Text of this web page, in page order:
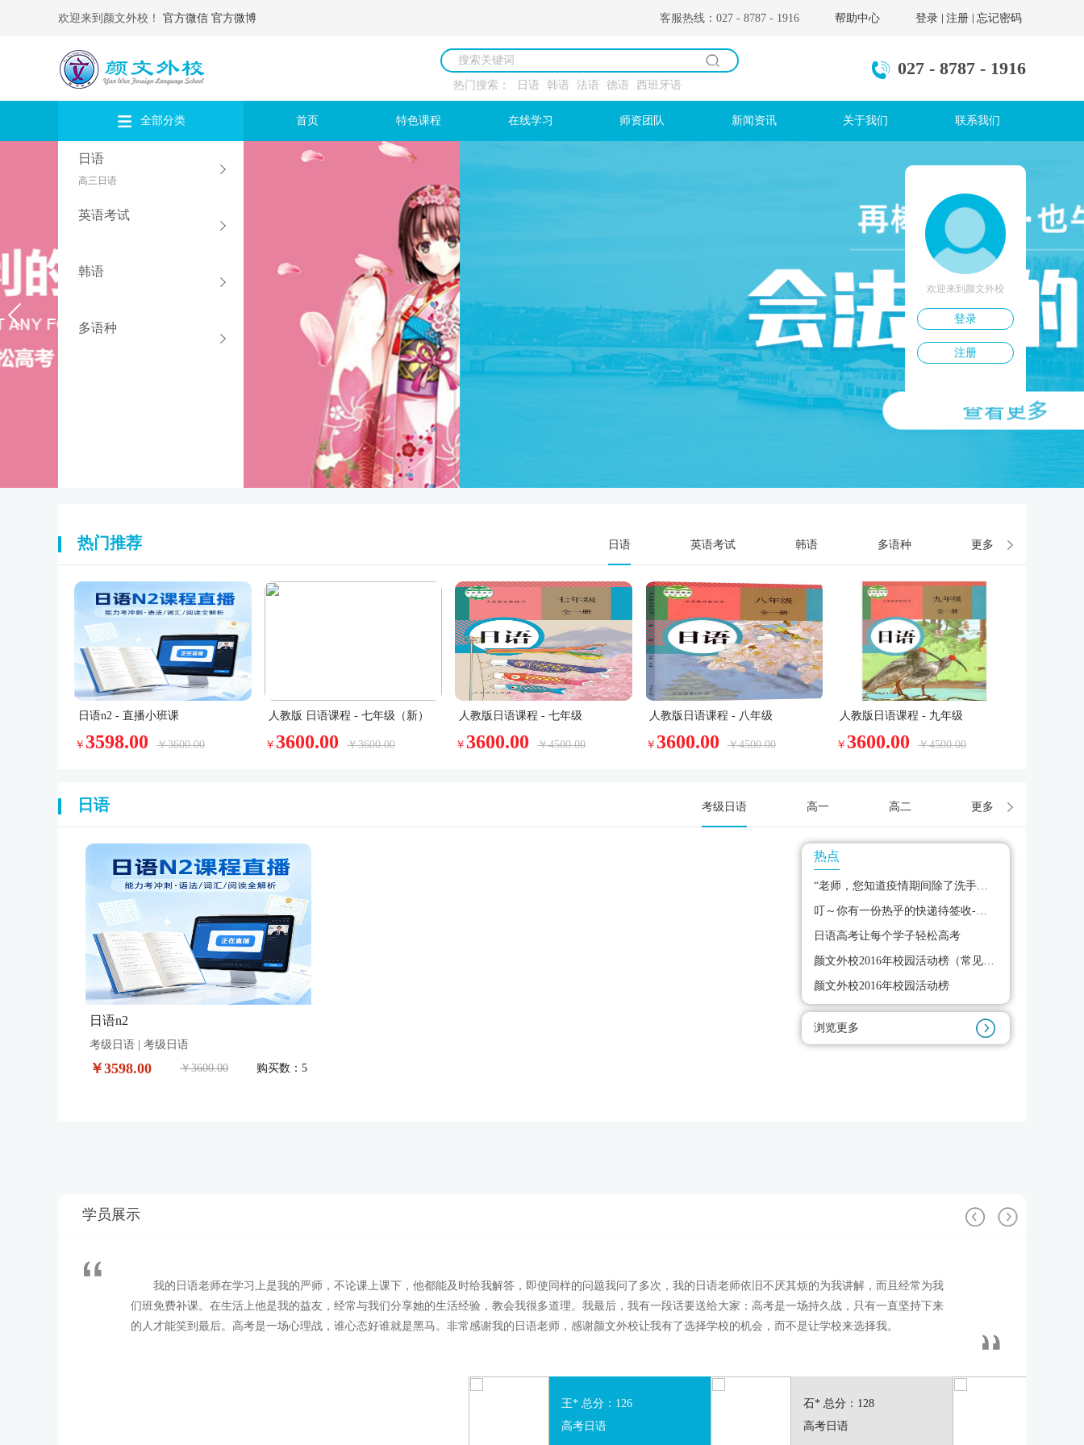
欢迎来到颜文外校！ 官方微信 官方微博 客服热线：027 - 8787 - 1916 帮助中心 登录 注册 忘记密码
热门搜索： 日语 韩语 法语 德语 西班牙语
027 - 8787 - 1916
全部分类
日语
高三日语
英语考试
韩语
多语种
首页 特色课程 在线学习 师资团队 新闻资讯 关于我们 联系我们
欢迎来到颜文外校
登录
注册
热门推荐 日语 英语考试 韩语 多语种 更多
日语n2 - 直播小班课
￥ 3598.00 ￥3600.00
人教版 日语课程 - 七年级（新）
￥ 3600.00 ￥3600.00
人教版日语课程 - 七年级
￥ 3600.00 ￥4500.00
人教版日语课程 - 八年级
￥ 3600.00 ￥4500.00
人教版日语课程 - 九年级
￥ 3600.00 ￥4500.00
为什么选择颜文外校
日语 考级日语 高一 高二 更多
日语n2
考级日语 | 考级日语
￥3598.00 ￥3600.00 购买数：5
热点
“老师，您知道疫情期间除了洗手还要洗什么吗？” | “
叮～你有一份热乎的快递待签收-是老师们亲自送来的
日语高考让每个学子轻松高考
颜文外校2016年校园活动榜（常见问题）
颜文外校2016年校园活动榜
浏览更多
学员展示
我的日语老师在学习上是我的严师，不论课上课下，他都能及时给我解答，即使同样的问题我问了多次，我的日语老师依旧不厌其烦的为我讲解，而且经常为我
们班免费补课。在生活上他是我的益友，经常与我们分享她的生活经验，教会我很多道理。我最后，我有一段话要送给大家：高考是一场持久战，只有一直坚持下来
的人才能笑到最后。高考是一场心理战，谁心态好谁就是黑马。非常感谢我的日语老师，感谢颜文外校让我有了选择学校的机会，而不是让学校来选择我。